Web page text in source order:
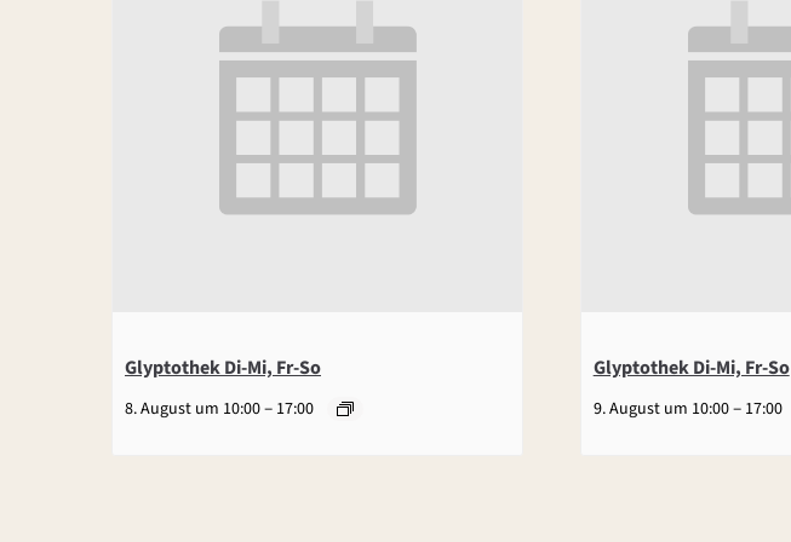
Glyptothek Di-Mi, Fr-So
8. August um 10:00– 17:00
Glyptothek Di-Mi, Fr-So
9. August um 10:00– 17:00